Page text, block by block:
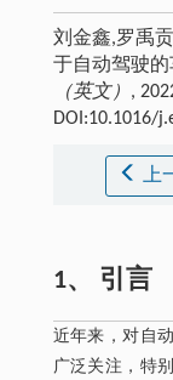
刘金鑫,罗禹
于自动驾驶
（英文） ,
DOI:10.1016/
上
1、 引言
近年来，对自
广泛关注，特